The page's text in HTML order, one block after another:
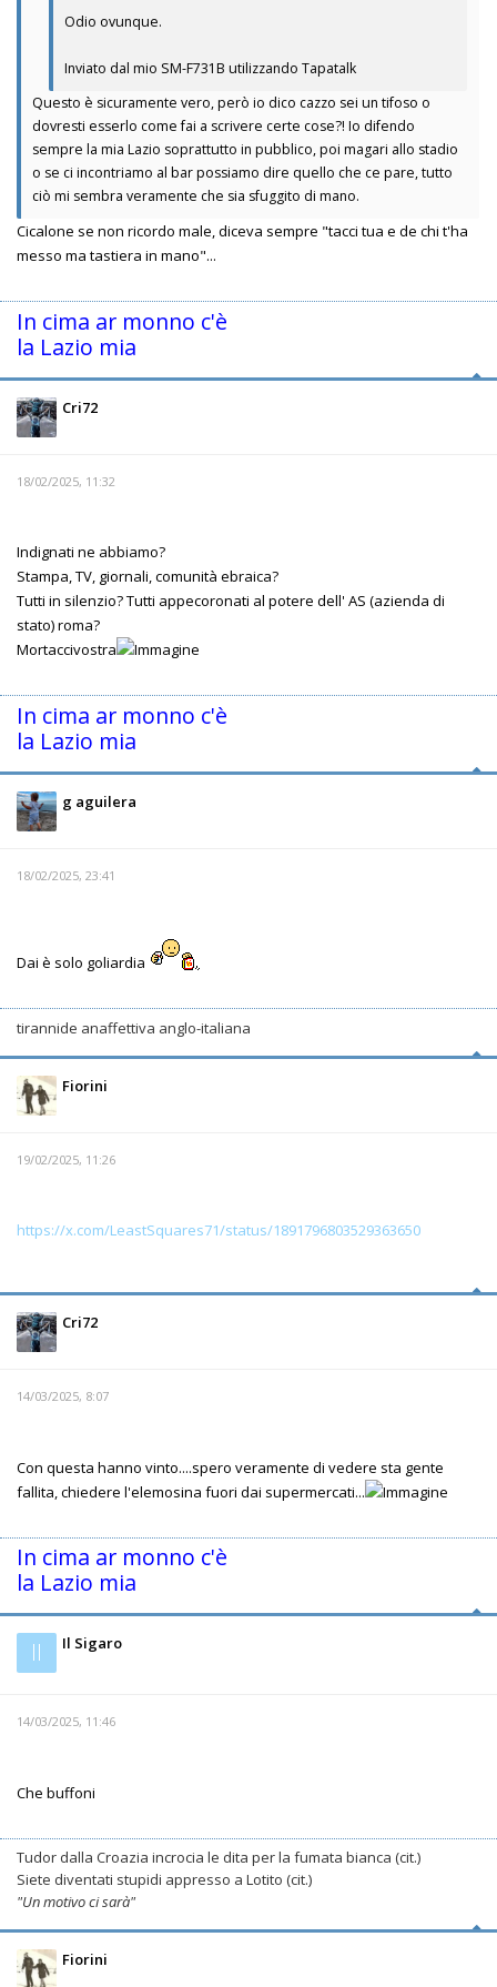
Odio ovunque.
Inviato dal mio SM-F731B utilizzando Tapatalk
Questo è sicuramente vero, però io dico cazzo sei un tifoso o
dovresti esserlo come fai a scrivere certe cose?! Io difendo
sempre la mia Lazio soprattutto in pubblico, poi magari allo stadio
o se ci incontriamo al bar possiamo dire quello che ce pare, tutto
ciò mi sembra veramente che sia sfuggito di mano.
Cicalone se non ricordo male, diceva sempre "tacci tua e de chi t'ha
messo ma tastiera in mano"...
In cima ar monno c'è
la Lazio mia
Cri72
18/02/2025, 11:32
Indignati ne abbiamo?
Stampa, TV, giornali, comunità ebraica?
Tutti in silenzio? Tutti appecoronati al potere dell' AS (azienda di
stato) roma?
Mortaccivostra
In cima ar monno c'è
la Lazio mia
g aguilera
18/02/2025, 23:41
Dai è solo goliardia
tirannide anaffettiva anglo-italiana
Fiorini
19/02/2025, 11:26
https://x.com/LeastSquares71/status/1891796803529363650
Cri72
14/03/2025, 8:07
Con questa hanno vinto....spero veramente di vedere sta gente
fallita, chiedere l'elemosina fuori dai supermercati...
In cima ar monno c'è
la Lazio mia
Il Il Sigaro
14/03/2025, 11:46
Che buffoni
Tudor dalla Croazia incrocia le dita per la fumata bianca (cit.)
Siete diventati stupidi appresso a Lotito (cit.)
"Un motivo ci sarà"
Fiorini